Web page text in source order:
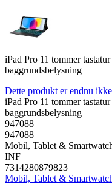
iPad Pro 11 tommer
baggrundsbelysning
Dette produkt er endnu
iPad Pro 11 tommer
baggrundsbelysning
947088
947088
Mobil, Tablet &
INF
7314280879823
Mobil, Tablet &